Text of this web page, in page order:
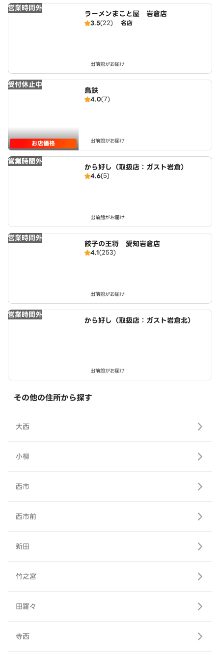
営業時間外
ラーメンまこと屋 岩倉店
3.5(22) 名店
出前館がお届け
受付休止中
お店価格
鳥鉄
4.0(7)
出前館がお届け
営業時間外
から好し（取扱店：ガスト岩倉）
4.6(5)
出前館がお届け
営業時間外
餃子の王将 愛知岩倉店
4.1(253)
出前館がお届け
営業時間外
から好し（取扱店：ガスト岩倉北）
出前館がお届け
その他の住所から探す
大西
小柳
西市
西市前
新田
竹之宮
田羅々
寺西